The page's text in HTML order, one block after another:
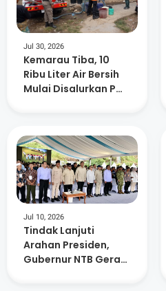
Jul 30, 2026
Kemarau Tiba, 10
Ribu Liter Air Bersih
Mulai Disalurkan PMI
Jul 10, 2026
Tindak Lanjuti
Arahan Presiden,
Gubernur NTB Gerak